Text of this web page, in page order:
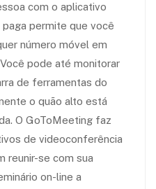
com o aplicativo
permite que você
número móvel em
pode até monitorar
de ferramentas do
o quão alto está
O GoToMeeting faz
de videoconferência
reunir-se com sua
on-line a